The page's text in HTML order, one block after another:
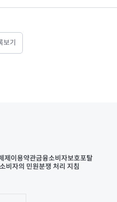
보기
제 이용약관금융소비자보호포탈
비자의 민원분쟁 처리 지침